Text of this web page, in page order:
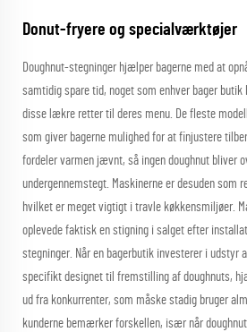
Donut-fryere og specialværktøjer
Doughnut-stegninger hjælper bagerne med at
samtidig spare tid, noget som enhver bager
disse lækre retter til deres menu. De fleste
som giver bagerne mulighed for at finjustere
fordeler varmen jævnt, så ingen doughnut bliver
undergennemstegt. Maskinerne er desuden som
hvilket er meget vigtigt i travle køkkensmiljøer.
oplevede faktisk en stigning i salget efter
stegninger. Når en bagerbutik investerer i udstyr
specifikt designet til fremstilling af doughnuts,
ud fra konkurrenter, som måske stadig bruger
kunderne bemærker forskellen, især når